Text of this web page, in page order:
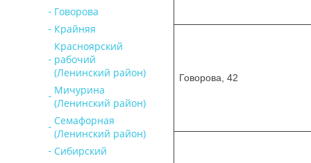
Говорова
Крайняя
Красноярский
рабочий
(Ленинский район)
Мичурина
(Ленинский район)
Семафорная
(Ленинский район)
Сибирский
Говорова, 42